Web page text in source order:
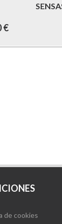
€
de cookies